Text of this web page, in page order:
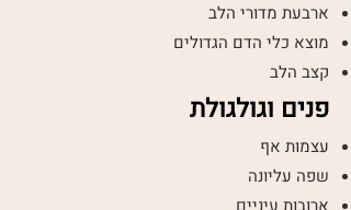
ארבעת מדורי הלב
מוצא כלי הדם הגדולים
קצב הלב
פנים וגולגולת
עצמות אף
שפה עליונה